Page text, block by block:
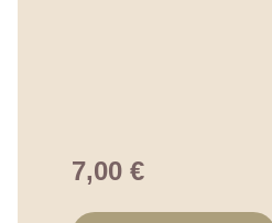
7,00 €